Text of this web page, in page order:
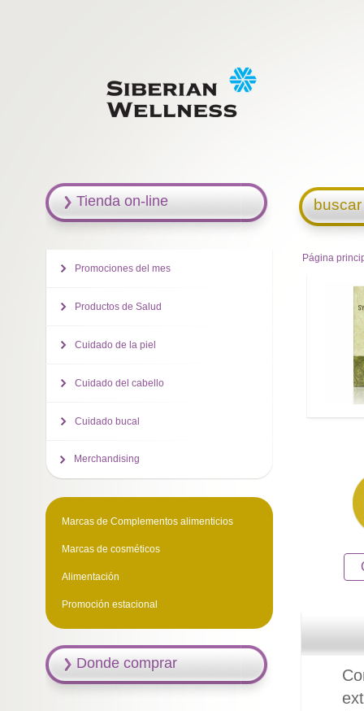
Página
Tienda on-line
Promociones del mes
Productos de Salud
Cuidado de la piel
Cuidado del cabello
Cuidado bucal
Merchandising
Marcas de Complementos alimenticios
Marcas de cosméticos
Alimentación
Promoción estacional
Donde comprar